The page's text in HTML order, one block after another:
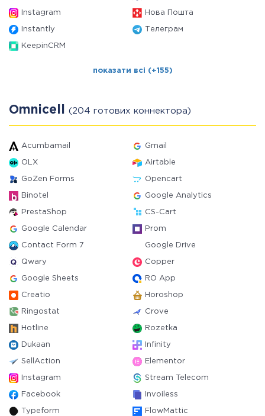
Instagram Нова Пошта
Instantly Телеграм
KeepinCRM
показати всі (+155)
Omnicell (204 готових коннектора)
Acumbamail Gmail
OLX Airtable
GoZen Forms Opencart
Binotel Google Analytics
PrestaShop CS-Cart
Google Calendar Prom
Contact Form 7 Google Drive
Qwary Copper
Google Sheets RO App
Creatio Horoshop
Ringostat Crove
Hotline Rozetka
Dukaan Infinity
SellAction Elementor
Instagram Stream Telecom
Facebook Invoiless
Typeform FlowMattic